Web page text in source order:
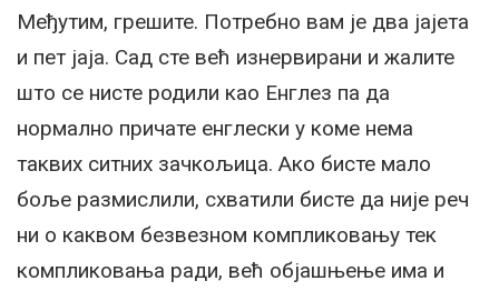
Међутим, грешите. Потребно вам је два јајета
и пет јаја. Сад сте већ изнервирани и жалите
што се нисте родили као Енглез па да
нормално причате енглески у коме нема
таквих ситних зачкољица. Ако бисте мало
боље размислили, схватили бисте да није реч
ни о каквом безвезном компликовању тек
компликовања ради, већ објашњење има и